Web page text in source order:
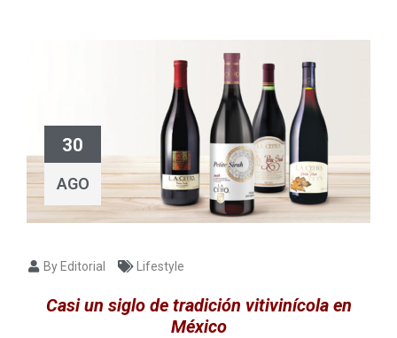
30
AGO
By Editorial Lifestyle
Casi un siglo de tradición vitivinícola en
México